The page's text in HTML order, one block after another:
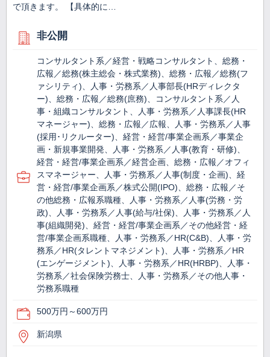
で頂きます。 【具体的に…
非公開
コンサルタント系／経営・戦略コンサルタント、総務・
広報／総務(株主総会・株式業務)、総務・広報／総務(フ
ァシリティ)、人事・労務系／人事部長(HRディレクタ
ー)、総務・広報／総務(庶務)、コンサルタント系／人
事・組織コンサルタント、人事・労務系／人事課長(HR
マネージャー)、総務・広報／広報、人事・労務系／人事
(採用･リクルーター)、経営・経営/事業企画系／事業企
画・新規事業開発、人事・労務系／人事(教育・研修)、
経営・経営/事業企画系／経営企画、総務・広報／オフィ
スマネージャー、人事・労務系／人事(制度・企画)、経
営・経営/事業企画系／株式公開(IPO)、総務・広報／そ
の他総務・広報系職種、人事・労務系／人事(労務・労
政)、人事・労務系／人事(給与/社保)、人事・労務系／人
事(組織開発)、経営・経営/事業企画系／その他経営・経
営/事業企画系職種、人事・労務系／HR(C&B)、人事・労
務系／HR(タレントマネジメント)、人事・労務系／HR
(エンゲージメント)、人事・労務系／HR(HRBP)、人事・
労務系／社会保険労務士、人事・労務系／その他人事・
労務系職種
500万円～600万円
新潟県